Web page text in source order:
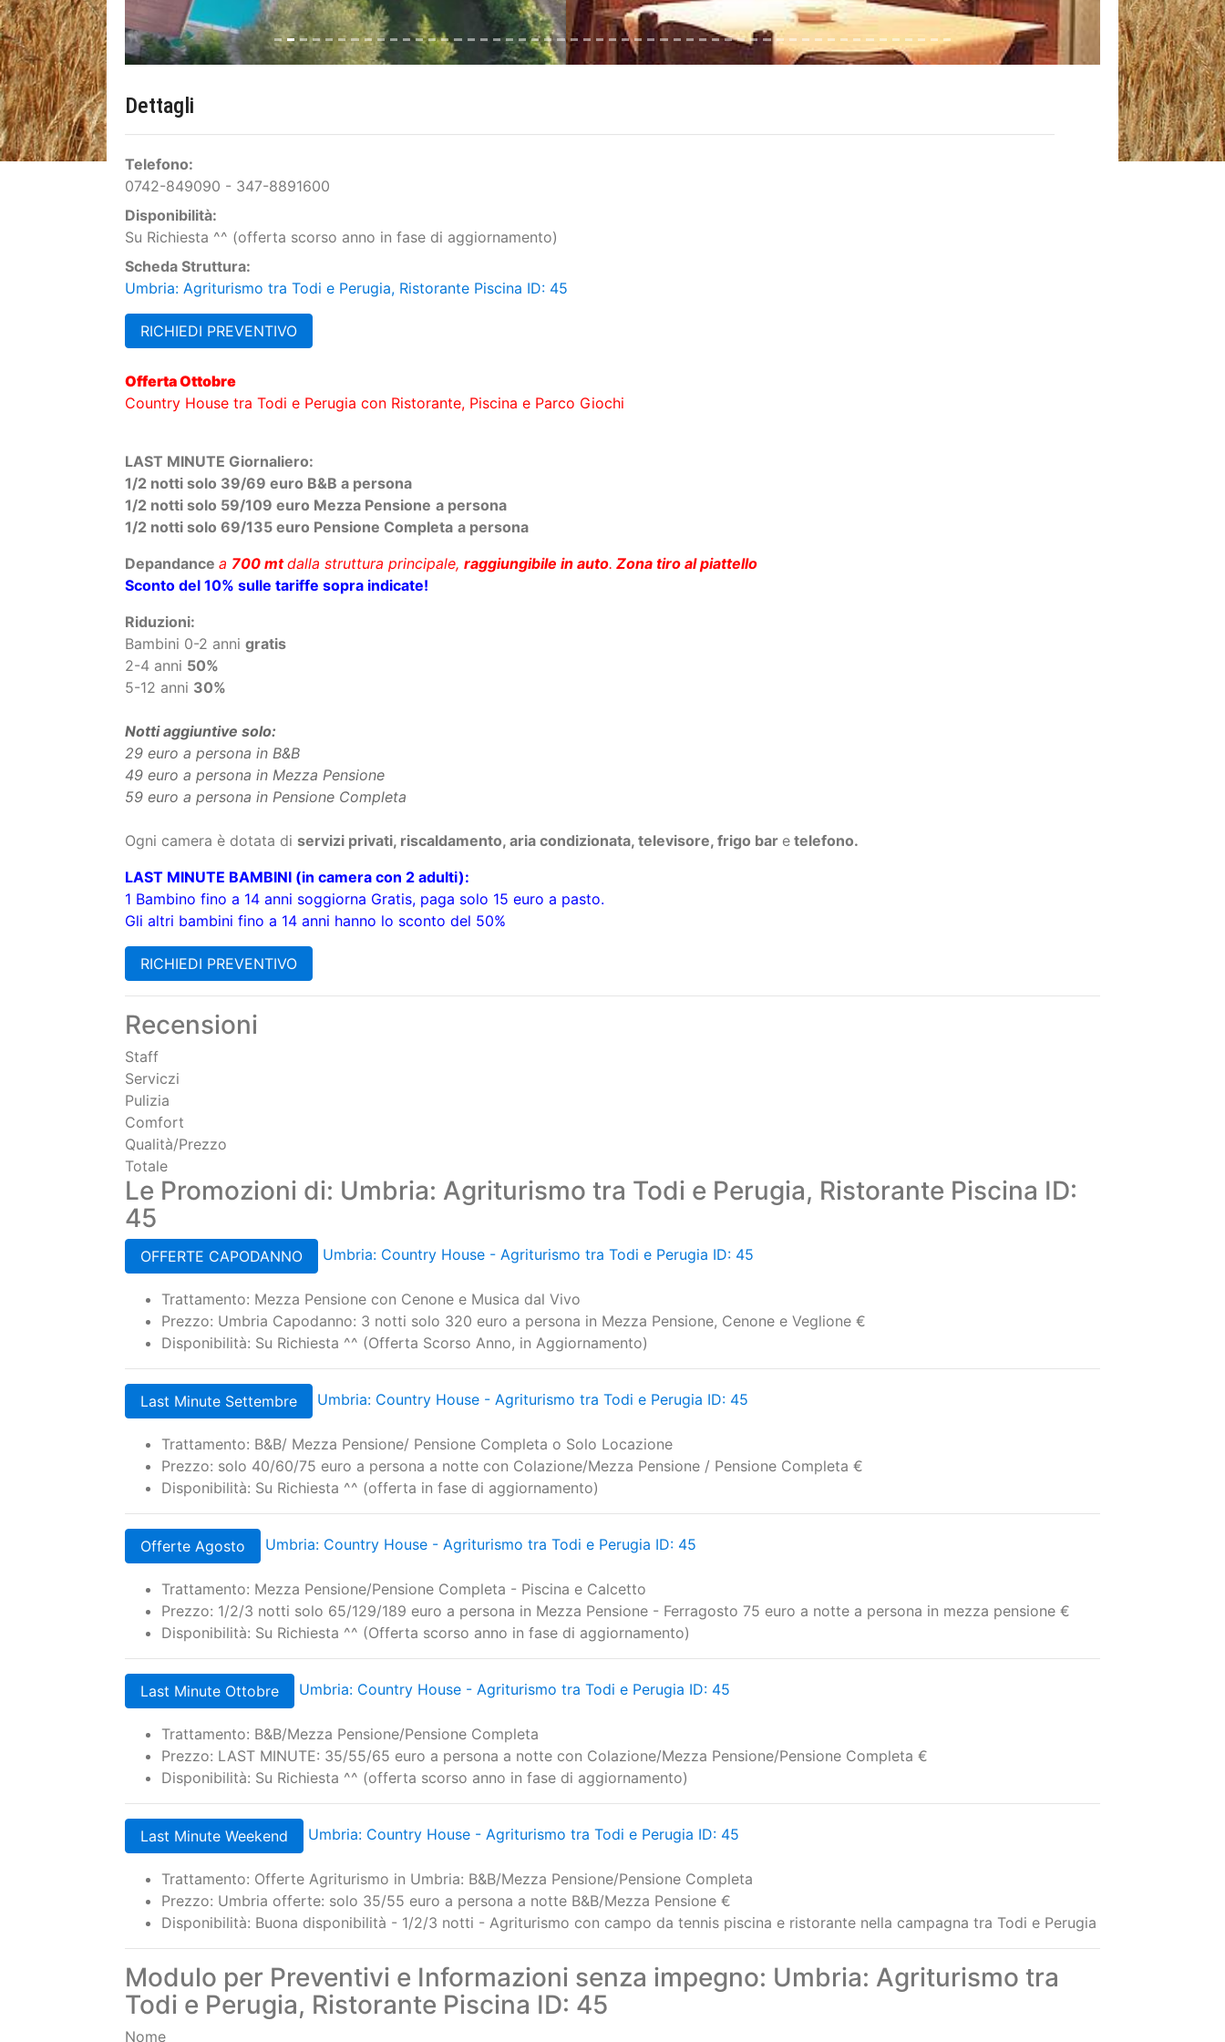
Dettagli
0742-849090 - 347-8891600
Disponibilità:
Scheda Struttura:
Umbria: Agriturismo tra Todi e Perugia, Ristorante Piscina ID: 45
RICHIEDI PREVENTIVO
Offerta Ottobre
Country House tra Todi e Perugia con Ristorante, Piscina e Parco Giochi
LAST MINUTE Giornaliero:
1/2 notti solo 39/69 euro B&B a persona
1/2 notti solo 69/135 euro Pensione Completa
Depandancea700 mtdalla struttura principale,
Sconto del 10% sulle tariffe sopra indicate!
Bambini 0-2 annigratis
5-12 anni30%
Notti aggiuntive solo:
29 euroa persona inB&B
49 euroa persona in Mezza Pensione
59 euroa persona inPensione Completa
Ogni camera è dotata di
LAST MINUTE BAMBINI
1 Bambino fino a 14 anni soggiorna Gratis,
Gli altri bambini fino a 14 anni hanno lo
RICHIEDI PREVENTIVO
Recensioni
Staff
Serviczi
Pulizia
Comfort
Qualità/Prezzo
Le Promozioni di: Umbria: Agriturismo tra Todi e Perugia, Ristorante Piscina ID:
45
OFFERTE CAPODANNO Umbria: Country House - Agriturismo tra Todi e Perugia ID: 45
Trattamento: Mezza Pensione con Cenone e Musica dal Vivo
Prezzo: Umbria Capodanno: 3 notti solo 320 euro a persona in Mezza Pensione, Cenone e Veglione €
Disponibilità: Su Richiesta ^^ (Offerta Scorso Anno, in Aggiornamento)
Last Minute Settembre Umbria: Country House - Agriturismo tra Todi e Perugia ID: 45
Trattamento: B&B/ Mezza Pensione/ Pensione Completa o Solo Locazione
Prezzo: solo 40/60/75 euro a persona a notte con Colazione/Mezza Pensione / Pensione Completa €
Disponibilità: Su Richiesta ^^ (offerta in fase di aggiornamento)
Offerte Agosto Umbria: Country House - Agriturismo tra Todi e Perugia ID: 45
Trattamento: Mezza Pensione/Pensione Completa - Piscina e Calcetto
Prezzo: 1/2/3 notti solo 65/129/189 euro a persona in Mezza Pensione - Ferragosto 75 euro a notte a persona in mezza pensione €
Disponibilità: Su Richiesta ^^ (Offerta scorso anno in fase di aggiornamento)
Last Minute Ottobre Umbria: Country House - Agriturismo tra Todi e Perugia ID: 45
Trattamento: B&B/Mezza Pensione/Pensione Completa
Prezzo: LAST MINUTE: 35/55/65 euro a persona a notte con Colazione/Mezza Pensione/Pensione Completa €
Disponibilità: Su Richiesta ^^ (offerta scorso anno in fase di aggiornamento)
Last Minute Weekend